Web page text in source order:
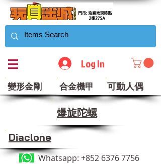
Log In
變形金剛 合金機甲 可動人偶
​爆旋陀螺
Diaclone
Whatsapp: +852 6376 7756